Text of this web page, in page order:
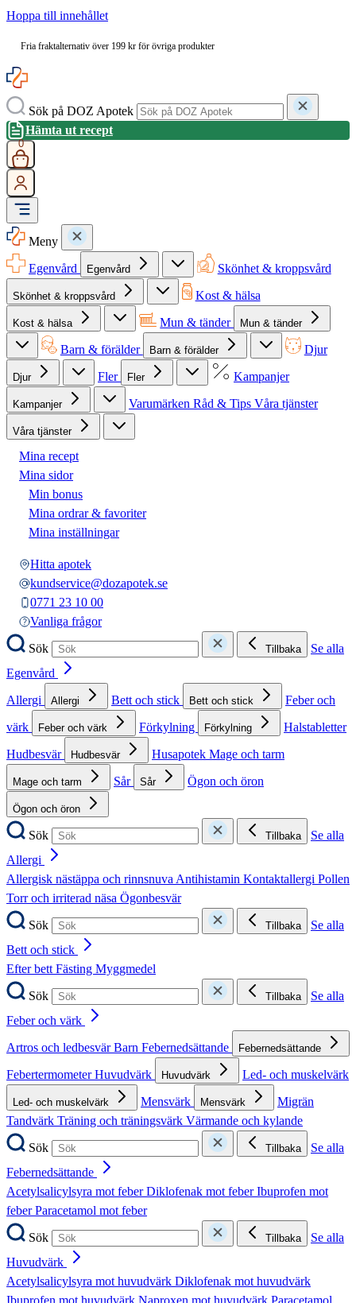
Hoppa till innehållet
Fria fraktalternativ över 199 kr för övriga produkter
Sök på DOZ Apotek
Hämta ut recept
0
Meny
Egenvård
Egenvård Skönhet & kroppsvård
Skönhet & kroppsvård Kost & hälsa
Kost & hälsa Mun & tänder Mun & tänder
Barn & förälder Barn & förälder Djur
Djur Fler Fler Kampanjer
Kampanjer Varumärken Råd & Tips Våra tjänster
Våra tjänster
Mina recept
Mina sidor
Min bonus
Mina ordrar & favoriter
Mina inställningar
Hitta apotek
kundservice@dozapotek.se
0771 23 10 00
Vanliga frågor
Sök
Tillbaka
Se alla
Egenvård
Allergi
Allergi Bett och stick Bett och stick
Feber och
värk
Feber och värk Förkylning Förkylning
Halstabletter
Hudbesvär
Hudbesvär Husapotek Mage och tarm
Mage och tarm Sår Sår Ögon och öron
Ögon och öron
Sök Tillbaka
Se alla
Allergi
Allergisk nästäppa och rinnsnuvaAntihistamin Kontaktallergi Pollen
Torr och irriterad näsa Ögonbesvär
Sök
Tillbaka
Se alla
Bett och stick
Efter bettFästing Myggmedel
Sök
Tillbaka
Se alla
Feber och värk
Artros och ledbesvärBarn Febernedsättande Febernedsättande
FebertermometerHuvudvärk Huvudvärk Led- och muskelvärk
Led- och muskelvärk Mensvärk Mensvärk
Migrän
Tandvärk Träning och träningsvärk Värmande och kylande
Sök
Tillbaka
Se alla
Febernedsättande
Acetylsalicylsyra mot feberDiklofenak mot feberIbuprofen mot
feberParacetamol mot feber
Sök
Tillbaka
Se alla
Huvudvärk
Acetylsalicylsyra mot huvudvärk Diklofenak mot huvudvärk